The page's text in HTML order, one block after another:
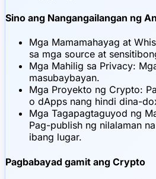
Sino ang Nangangailangan ng
Mga Mamamahayag at
sa mga source at
Mga Mahilig sa Privacy:
masubaybayan.
Mga Proyekto ng Crypto:
o dApps nang hindi dina-
Mga Tagapagtaguyod ng
Pag-publish ng nilalaman
ibang lugar.
Pagbabayad gamit ang Crypto